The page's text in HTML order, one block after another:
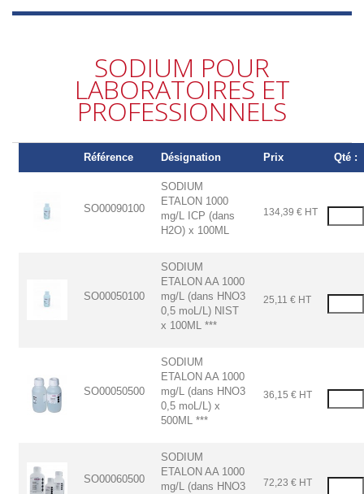
SODIUM POUR
LABORATOIRES ET
PROFESSIONNELS
Référence Désignation Prix Qté :
SO00090100
SODIUM
ETALON 1000
mg/L ICP (dans
H2O) x 100ML
134,39 € HT
SO00050100
SODIUM
ETALON AA 1000
mg/L (dans HNO3
0,5 moL/L) NIST
x 100ML ***
25,11 € HT
SO00050500
SODIUM
ETALON AA 1000
mg/L (dans HNO3
0,5 moL/L) x
500ML ***
36,15 € HT
SO00060500
SODIUM
ETALON AA 1000
mg/L (dans HNO3
72,23 € HT